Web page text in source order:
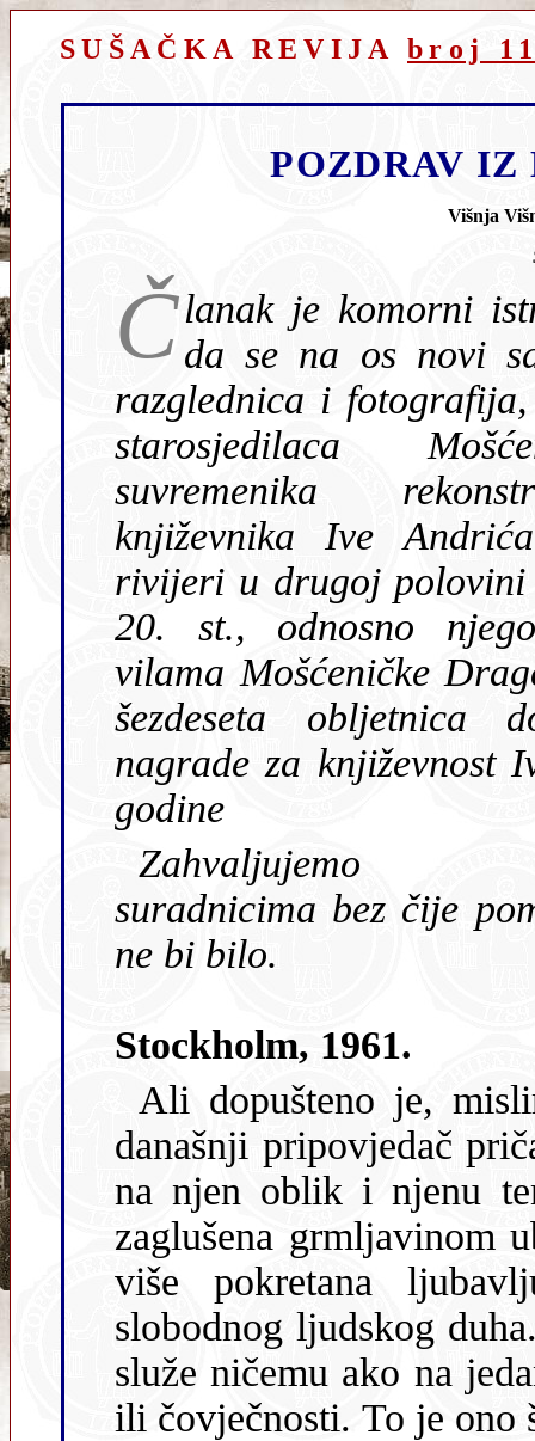
SUŠAČKA REVIJA broj
POZDRAV IZ
Višnja
Članak je komorni
da se na os novi
razglednica i
starosjedilaca
suvremenika
književnika Ive
rivijeri u drugoj polovini
20. st., odnosno
vilama Mošćeničke
šezdeseta obljetnica
nagrade za književnost
godine
Zahvaljujemo
suradnicima bez čije
ne bi bilo.
Stockholm, 1961.
Ali dopušteno je,
današnji pripovjedač
na njen oblik i njenu
zaglušena grmljavinom
više pokretana
slobodnog ljudskog
služe ničemu ako na
ili čovječnosti. To je ono